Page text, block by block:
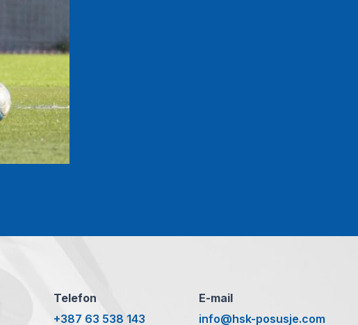
Telefon
+387 63 538 143
E-mail
info@hsk-posusje.com